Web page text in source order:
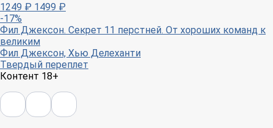
1249 ₽ 1499 ₽
-17%
Фил Джексон. Секрет 11 перстней. От хороших команд к
великим
Фил Джексон, Хью Делеханти
Твердый переплет
Контент 18+